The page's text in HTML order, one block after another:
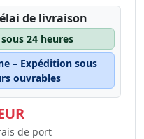
de livraison
24 heures
– Expédition sous
ouvrables
de port